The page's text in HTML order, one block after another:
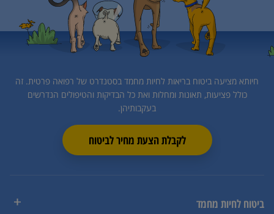
חיותא מציעה ביטוח בריאות לחיות מחמד בסטנדרט של רפואה פרטית. זה
כולל פציעות, תאונות ומחלות ואת כל הבדיקות והטיפולים הנדרשים
בעקבותיהן.
לקבלת הצעת מחיר לביטוח
ביטוח לחיות מחמד